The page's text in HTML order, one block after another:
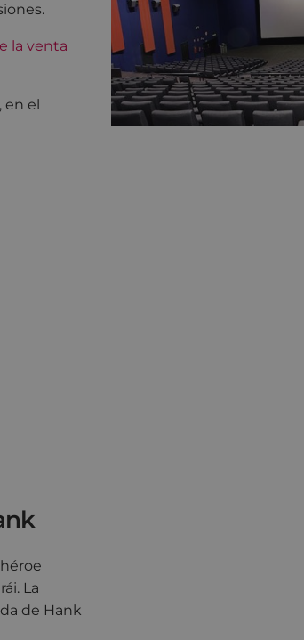
la venta
el